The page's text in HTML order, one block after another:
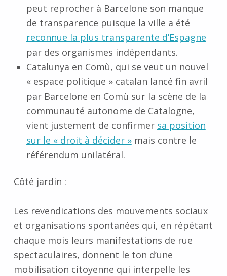
peut reprocher à Barcelone son manque
de transparence puisque la ville a été
reconnue la plus transparente d’Espagne
par des organismes indépendants.
Catalunya en Comù, qui se veut un nouvel
« espace politique » catalan lancé fin avril
par Barcelone en Comù sur la scène de la
communauté autonome de Catalogne,
vient justement de confirmer sa position
sur le « droit à décider »mais contre le
référendum unilatéral.
Côté jardin :
Les revendications des mouvements sociaux
et organisations spontanées qui, en répétant
chaque mois leurs manifestations de rue
spectaculaires, donnent le ton d’une
mobilisation citoyenne qui interpelle les